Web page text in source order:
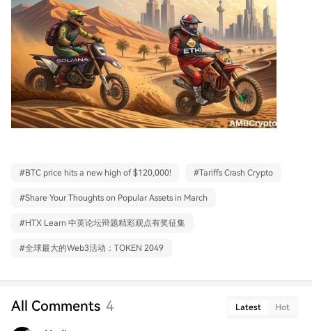
#BTC price hits a new high of $120,000! #Tariffs Crash Crypto
#Share Your Thoughts on Popular Assets in March
#HTX Learn 中英论坛辩题精彩观点有奖征集
#全球最大的Web3活动：TOKEN 2049
All Comments 4 Latest Hot